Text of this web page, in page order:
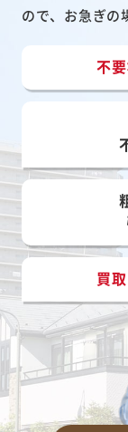
ので、お急ぎの
不
買